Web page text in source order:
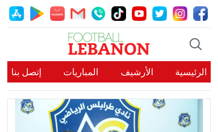
الرئيسية الأرشيف المباريات إتصل بنا